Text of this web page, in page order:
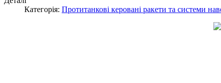
Категорія: Протитанкові керовані ракети та системи